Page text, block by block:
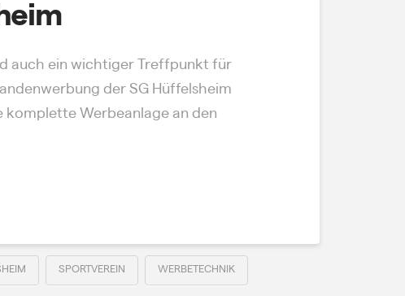
auch ein wichtiger Treffpunkt für
der SG Hüffelsheim
komplette Werbeanlage an den
SPORTVEREIN WERBETECHNIK